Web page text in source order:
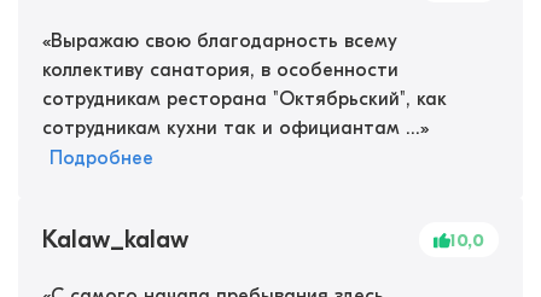
«Выражаю свою благодарность всему
коллективу санатория, в особенности
сотрудникам ресторана "Октябрьский", как
сотрудникам кухни так и официантам ...»
Подробнее
Kalaw_kalaw 10,0